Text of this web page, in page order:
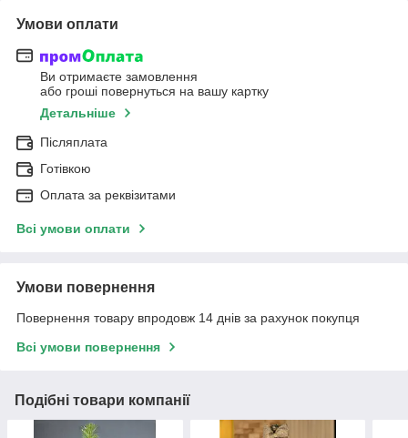
Умови оплати
Ви отримаєте замовлення
або гроші повернуться на вашу картку
Детальніше
Післяплата
Готівкою
Оплата за реквізитами
Всі умови оплати
Умови повернення
Повернення товару впродовж 14 днів за рахунок покупця
Всі умови повернення
Подібні товари компанії